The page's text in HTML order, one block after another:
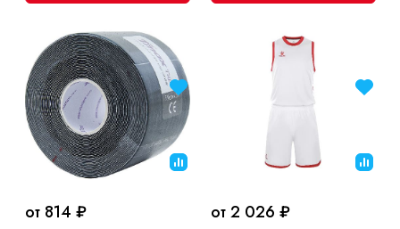
от 814 ₽
от 2 026 ₽